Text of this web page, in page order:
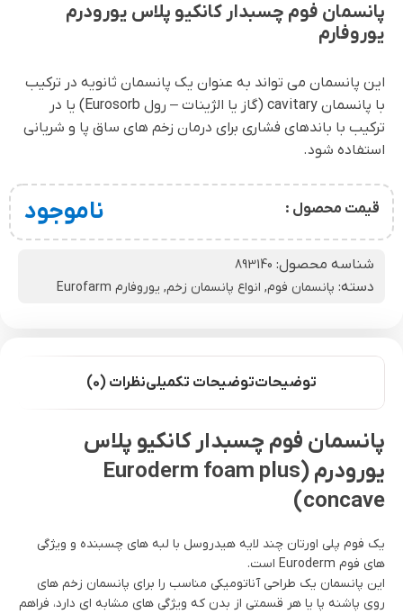
پانسمان فوم چسبدار کانکیو پلاس یورودرم
یوروفارم
این پانسمان می تواند به عنوان یک پانسمان ثانویه در ترکیب
با پانسمان cavitary (گاز یا الژینات – رول Eurosorb) یا در
ترکیب با باندهای فشاری برای درمان زخم های ساق پا و شریانی
استفاده شود.
قیمت محصول : ناموجود
شناسه محصول: 893140
دسته: پانسمان فوم, انواع پانسمان زخم, یوروفارم Eurofarm
توضیحاتتوضیحات تکمیلینظرات (0)
پانسمان فوم چسبدار کانکیو پلاس
یورودرم (Euroderm foam plus
concave)
یک فوم پلی اورتان چند لایه هیدروسل با لبه های چسبنده و ویژگی
های فوم Euroderm است.
این پانسمان یک طراحی آناتومیکی مناسب را برای پانسمان زخم های
روی پاشنه پا یا هر قسمتی از بدن که ویژگی های مشابه ای دارد، فراهم